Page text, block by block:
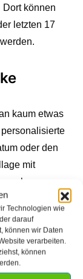
Technologien wie
darauf
können wir Daten
verarbeiten.
können
Dort können
letzten 17
kaum etwas
oder den
mit
euch
Ehe erinnern.
Geschenk ist
Liebesbrief